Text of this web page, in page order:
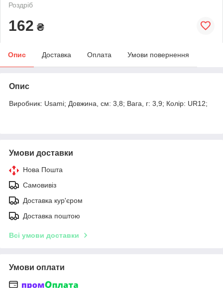
Роздріб
162 ₴
Опис Доставка Оплата Умови повернення
Опис
Виробник: Usami; Довжина, см: 3,8; Вага, г: 3,9; Колір: UR12;
Умови доставки
Нова Пошта
Самовивіз
Доставка кур'єром
Доставка поштою
Всі умови доставки
Умови оплати